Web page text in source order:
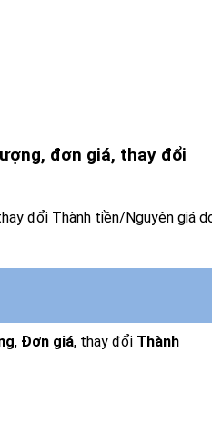
đơn giá, thay đổi
đổi Thành tiền/Nguyên giá
, Đơn giá, thay đổi Thành